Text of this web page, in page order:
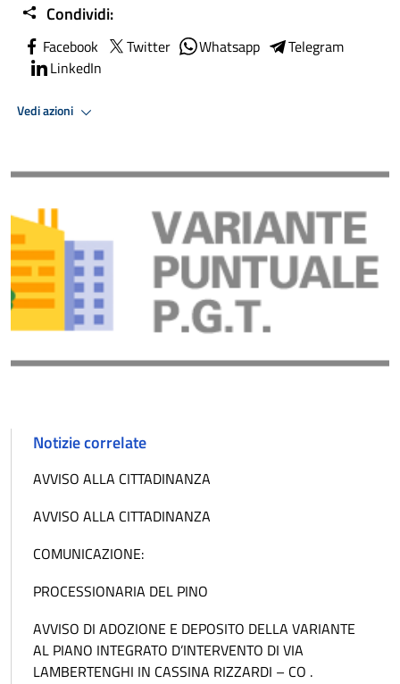
Condividi:
Facebook Twitter Whatsapp
Telegram
LinkedIn
Vedi azioni
Notizie correlate
AVVISO ALLA CITTADINANZA
AVVISO ALLA CITTADINANZA
COMUNICAZIONE:
PROCESSIONARIA DEL PINO
AVVISO DI ADOZIONE E DEPOSITO DELLA VARIANTE
AL PIANO INTEGRATO D’INTERVENTO DI VIA
LAMBERTENGHI IN CASSINA RIZZARDI – CO .